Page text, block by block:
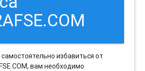
избавиться от
вам необходимо